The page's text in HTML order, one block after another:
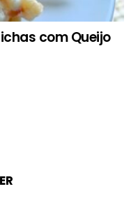
com Queijo